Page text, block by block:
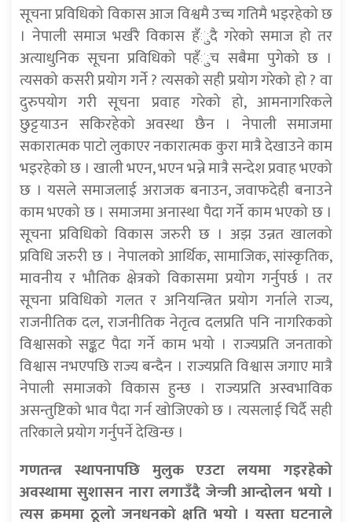
सूचना प्रविधिको विकास आज विश्वमै उच्च गतिमै भइरहेको छ
। नेपाली समाज भर्खरै विकास हँुदै गरेको समाज हो तर
अत्याधुनिक सूचना प्रविधिको पहँुच सबैमा पुगेको छ ।
त्यसको कसरी प्रयोग गर्ने ? त्यसको सही प्रयोग गरेको हो ? वा
दुरुपयोग गरी सूचना प्रवाह गरेको हो, आमनागरिकले
छुट्टयाउन सकिरहेको अवस्था छैन । नेपाली समाजमा
सकारात्मक पाटो लुकाएर नकारात्मक कुरा मात्रै देखाउने काम
भइरहेको छ । खाली भएन, भएन भन्ने मात्रै सन्देश प्रवाह भएको
छ । यसले समाजलाई अराजक बनाउन, जवाफदेही बनाउने
काम भएको छ । समाजमा अनास्था पैदा गर्ने काम भएको छ ।
सूचना प्रविधिको विकास जरुरी छ । अझ उन्नत खालको
प्रविधि जरुरी छ । नेपालको आर्थिक, सामाजिक, सांस्कृतिक,
मावनीय र भौतिक क्षेत्रको विकासमा प्रयोग गर्नुपर्छ । तर
सूचना प्रविधिको गलत र अनियन्त्रित प्रयोग गर्नाले राज्य,
राजनीतिक दल, राजनीतिक नेतृत्व दलप्रति पनि नागरिकको
विश्वासको सङ्कट पैदा गर्ने काम भयो । राज्यप्रति जनताको
विश्वास नभएपछि राज्य बन्दैन । राज्यप्रति विश्वास जगाए मात्रै
नेपाली समाजको विकास हुन्छ । राज्यप्रति अस्वभाविक
असन्तुष्टिको भाव पैदा गर्न खोजिएको छ । त्यसलाई चिर्दै सही
तरिकाले प्रयोग गर्नुपर्ने देखिन्छ ।
गणतन्त्र स्थापनापछि मुलुक एउटा लयमा गइरहेको
अवस्थामा सुशासन नारा लगाउँदै जेन्जी आन्दोलन भयो ।
त्यस क्रममा ठूलो जनधनको क्षति भयो । यस्ता घटनाले